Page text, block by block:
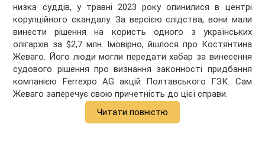
низка суддів, у травні 2023 року опинилися в центрі
корупційного скандалу. За версією слідства, вони мали
винести рішення на користь одного з українських
олігархів за $2,7 млн. Імовірно, йшлося про Костянтина
Жеваго. Його люди могли передати хабар за винесення
судового рішення про визнання законності придбання
компанією Ferrexpo AG акцій Полтавського ГЗК. Сам
Жеваго заперечує свою причетність до цієї справи.
Читати повністю